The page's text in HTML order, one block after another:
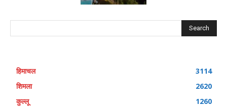
Search
हिमाचल
3114
शिमला
2620
कुल्लू
1260